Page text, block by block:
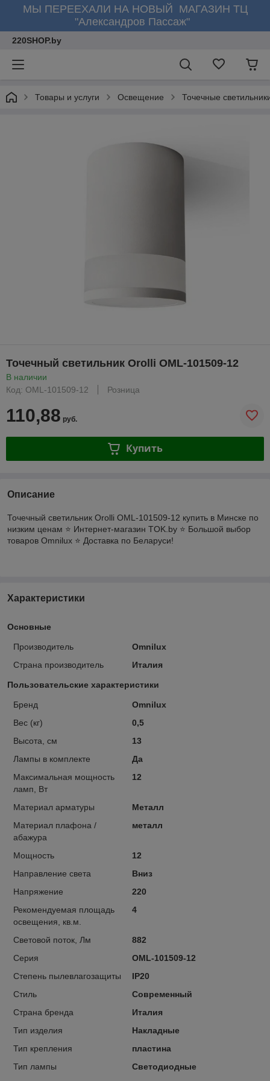
МЫ ПЕРЕЕХАЛИ НА НОВЫЙ МАГАЗИН ТЦ
"Александров Пассаж"
220SHOP.by
Товары и услуги Освещение Точечные
Точечный светильник Orolli OML-101509-12
В наличии
Код: OML-101509-12
Розница
110,88 руб.
Купить
Описание
Точечный светильник Orolli OML-101509-12 купить в Минске по
низким ценам ⭐️ Интернет-магазин TOK.by ⭐️ Большой выбор
товаров Omnilux ⭐️ Доставка по Беларуси!
Характеристики
Основные
Производитель
Omnilux
Страна производитель
Италия
Пользовательские характеристики
Бренд
Omnilux
Вес (кг)
0,5
Высота, см
13
Лампы в комплекте
Да
Максимальная мощность
ламп, Вт
12
Материал арматуры
Металл
Материал плафона /
абажура
металл
Мощность
12
Направление света
Вниз
Напряжение
220
Рекомендуемая площадь
освещения, кв.м.
4
Световой поток, Лм
882
Серия
OML-101509-12
Степень пылевлагозащиты
IP20
Стиль
Современный
Страна бренда
Италия
Тип изделия
Накладные
Тип крепления
пластина
Тип лампы
Светодиодные